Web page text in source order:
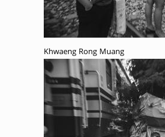
Khwaeng Rong Muang